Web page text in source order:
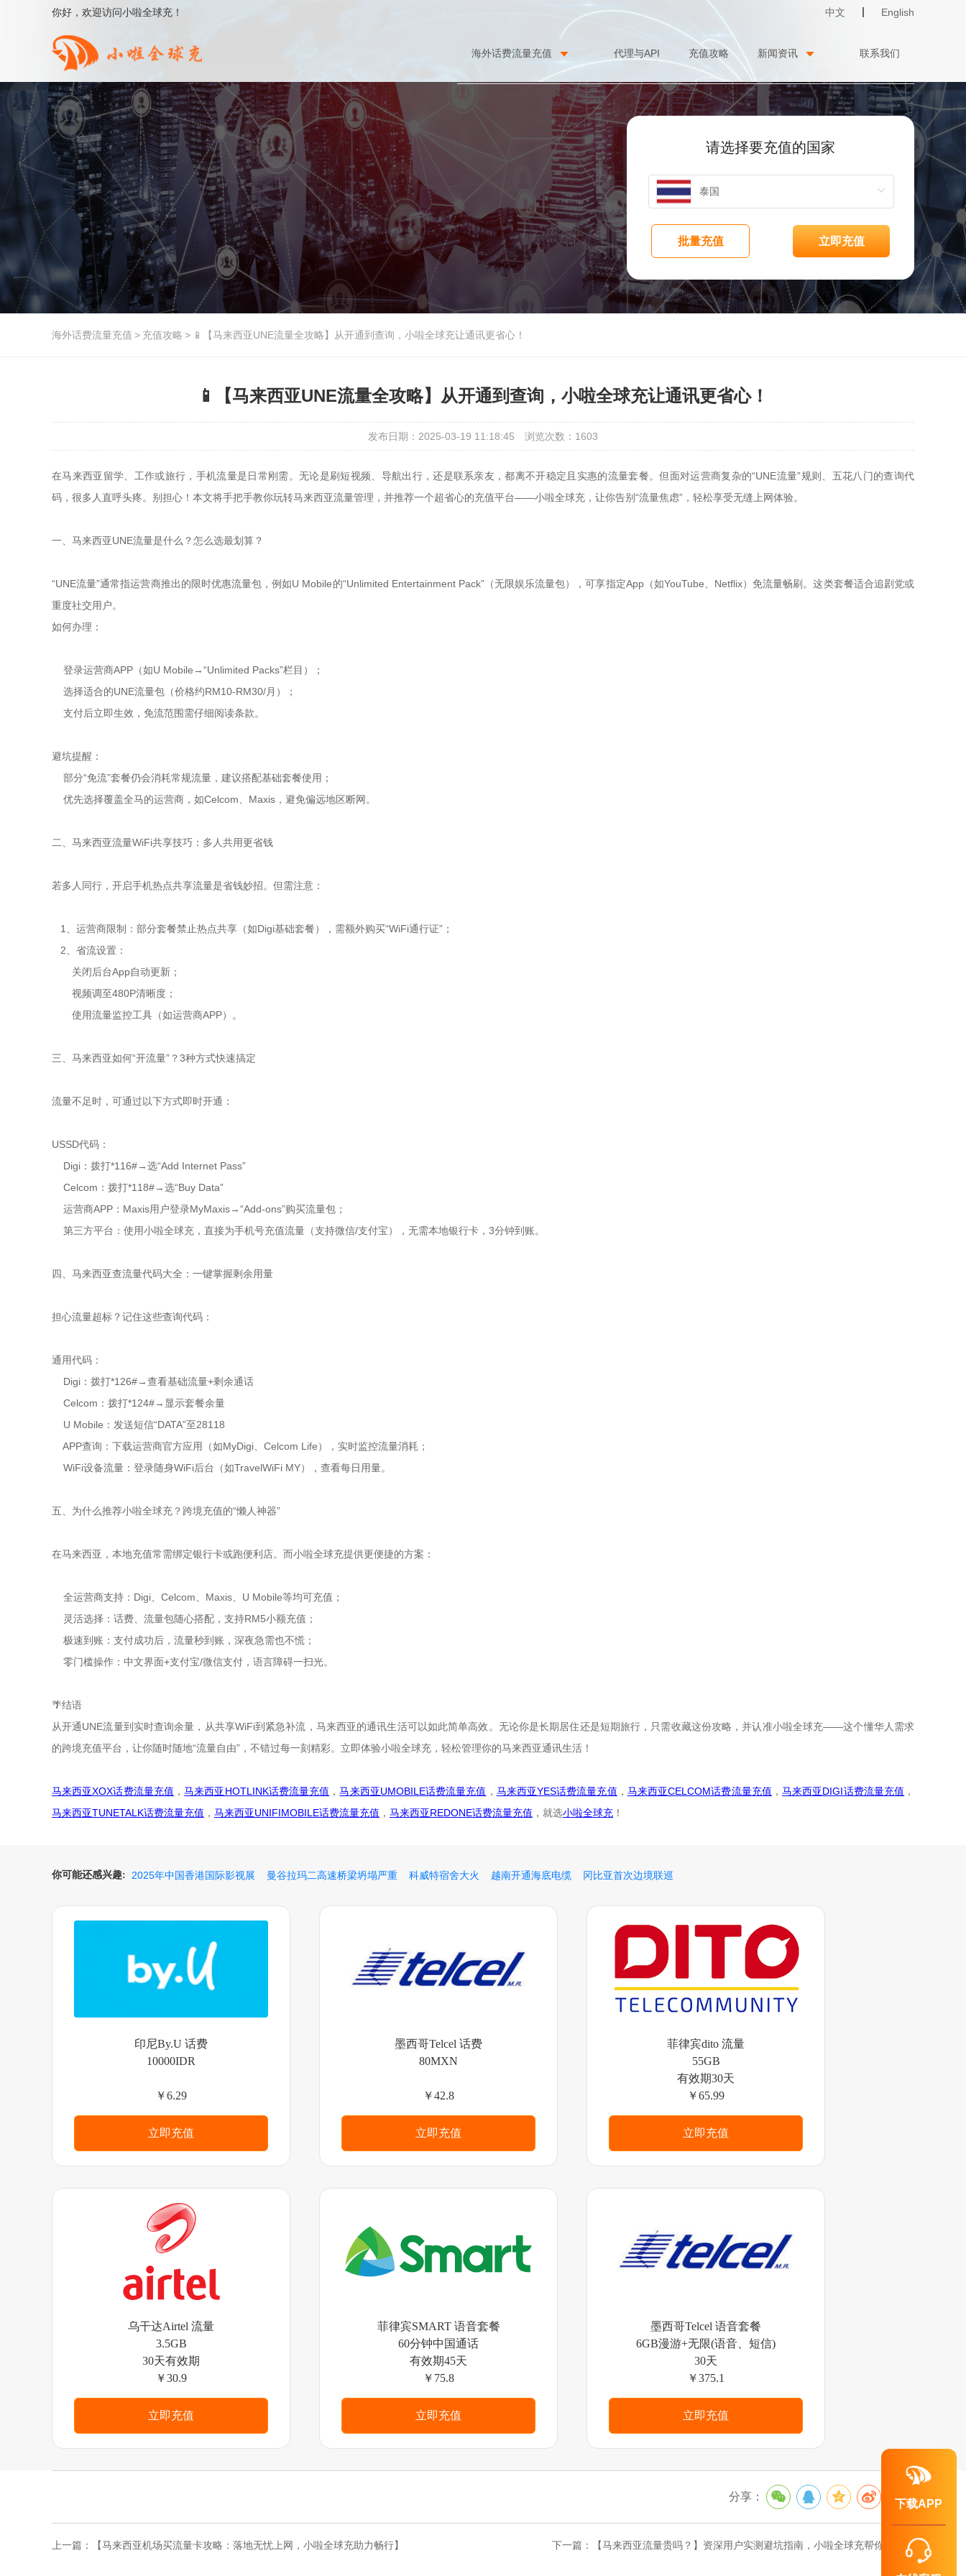
你好，欢迎访问小啦全球充！ 中文 English
海外话费流量充值 代理与API 充值攻略 新闻资讯 联系我们
请选择要充值的国家
批量充值 立即充值
海外话费流量充值 > 充值攻略 > 📱【马来西亚UNE流量全攻略】从开通到查询，小啦全球充让通讯更省心！
📱【马来西亚UNE流量全攻略】从开通到查询，小啦全球充让通讯更省心！
发布日期：2025-03-19 11:18:45 浏览次数：1603
在马来西亚留学、工作或旅行，手机流量是日常刚需。无论是刷短视频、导航出行，还是联系亲友，都离不开稳定且实惠的流量套餐。但面对运营商复杂的“UNE流量”规则、五花八门的查询代
码，很多人直呼头疼。别担心！本文将手把手教你玩转马来西亚流量管理，并推荐一个超省心的充值平台——小啦全球充，让你告别“流量焦虑”，轻松享受无缝上网体验。
一、马来西亚UNE流量是什么？怎么选最划算？
“UNE流量”通常指运营商推出的限时优惠流量包，例如U Mobile的“Unlimited Entertainment Pack”（无限娱乐流量包），可享指定App（如YouTube、Netflix）免流量畅刷。这类套餐适合追剧党或
重度社交用户。
如何办理：
登录运营商APP（如U Mobile→“Unlimited Packs”栏目）；
选择适合的UNE流量包（价格约RM10-RM30/月）；
支付后立即生效，免流范围需仔细阅读条款。
避坑提醒：
部分“免流”套餐仍会消耗常规流量，建议搭配基础套餐使用；
优先选择覆盖全马的运营商，如Celcom、Maxis，避免偏远地区断网。
二、马来西亚流量WiFi共享技巧：多人共用更省钱
若多人同行，开启手机热点共享流量是省钱妙招。但需注意：
1、运营商限制：部分套餐禁止热点共享（如Digi基础套餐），需额外购买“WiFi通行证”；
2、省流设置：
关闭后台App自动更新；
视频调至480P清晰度；
使用流量监控工具（如运营商APP）。
三、马来西亚如何“开流量”？3种方式快速搞定
流量不足时，可通过以下方式即时开通：
USSD代码：
Digi：拨打*116#→选“Add Internet Pass”
Celcom：拨打*118#→选“Buy Data”
运营商APP：Maxis用户登录MyMaxis→“Add-ons”购买流量包；
第三方平台：使用小啦全球充，直接为手机号充值流量（支持微信/支付宝），无需本地银行卡，3分钟到账。
四、马来西亚查流量代码大全：一键掌握剩余用量
担心流量超标？记住这些查询代码：
通用代码：
Digi：拨打*126#→查看基础流量+剩余通话
Celcom：拨打*124#→显示套餐余量
U Mobile：发送短信“DATA”至28118
APP查询：下载运营商官方应用（如MyDigi、Celcom Life），实时监控流量消耗；
WiFi设备流量：登录随身WiFi后台（如TravelWiFi MY），查看每日用量。
五、为什么推荐小啦全球充？跨境充值的“懒人神器”
在马来西亚，本地充值常需绑定银行卡或跑便利店。而小啦全球充提供更便捷的方案：
全运营商支持：Digi、Celcom、Maxis、U Mobile等均可充值；
灵活选择：话费、流量包随心搭配，支持RM5小额充值；
极速到账：支付成功后，流量秒到账，深夜急需也不慌；
零门槛操作：中文界面+支付宝/微信支付，语言障碍一扫光。
🌴结语
从开通UNE流量到实时查询余量，从共享WiFi到紧急补流，马来西亚的通讯生活可以如此简单高效。无论你是长期居住还是短期旅行，只需收藏这份攻略，并认准小啦全球充——这个懂华人需求
的跨境充值平台，让你随时随地“流量自由”，不错过每一刻精彩。立即体验小啦全球充，轻松管理你的马来西亚通讯生活！
马来西亚XOX话费流量充值 ，马来西亚HOTLINK话费流量充值 ，马来西亚UMOBILE话费流量充值 ， 马来西亚YES话费流量充值 ， 马来西亚CELCOM话费流量充值 ，马来西亚DIGI话费流量充值 ，
马来西亚TUNETALK话费流量充值 ， 马来西亚UNIFIMOBILE话费流量充值 ， 马来西亚REDONE话费流量充值 ，就选小啦全球充 ！
你可能还感兴趣: 2025年中国香港国际影视展 曼谷拉玛二高速桥梁坍塌严重 科威特宿舍大火 越南开通海底电缆 冈比亚首次边境联巡
印尼By.U 话费
10000IDR
￥6.29
立即充值
墨西哥Telcel 话费
80MXN
￥42.8
立即充值
菲律宾dito 流量
55GB
有效期30天
￥65.99
立即充值
乌干达Airtel 流量
3.5GB
30天有效期
￥30.9
立即充值
菲律宾SMART 语音套餐
60分钟中国通话
有效期45天
￥75.8
立即充值
墨西哥Telcel 语音套餐
6GB漫游+无限(语音、短信)
30天
￥375.1
立即充值
分享：
上一篇： 【马来西亚机场买流量卡攻略：落地无忧上网，小啦全球充助力畅行】 下一篇： 【马来西亚流量贵吗？】资深用户实测避坑指南，小啦全球充帮你省到底
下载APP